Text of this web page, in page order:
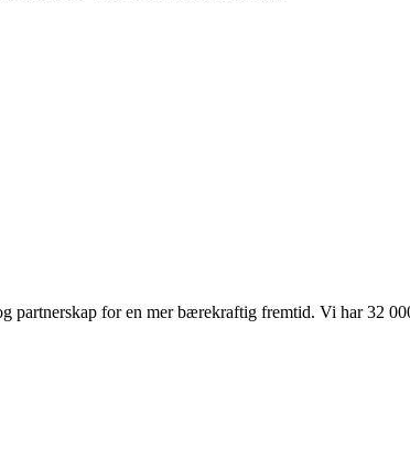
partnerskap for en mer bærekraftig fremtid. Vi har 32